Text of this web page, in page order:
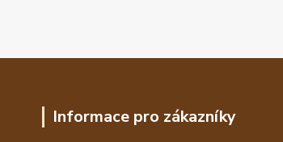
Informace pro zákazníky